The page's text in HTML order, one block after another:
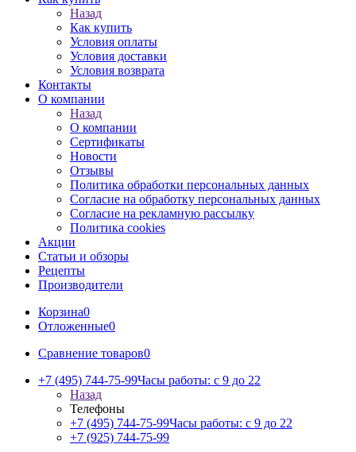
Назад
Как купить
Условия оплаты
Условия доставки
Условия возврата
Контакты
О компании
Назад
О компании
Сертификаты
Новости
Отзывы
Политика обработки персональных данных
Согласие на обработку персональных данных
Согласие на рекламную рассылку
Политика cookies
Акции
Статьи и обзоры
Рецепты
Производители
Корзина0
Отложенные0
Сравнение товаров0
+7 (495) 744-75-99Часы работы: c 9 до 22
Назад
Телефоны
+7 (495) 744-75-99Часы работы: c 9 до 22
+7 (925) 744-75-99